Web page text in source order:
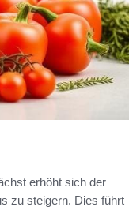
erhöht sich der
zu steigern. Dies führt